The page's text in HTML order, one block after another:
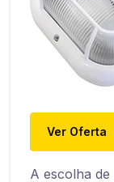
Ver Oferta
A escolha de